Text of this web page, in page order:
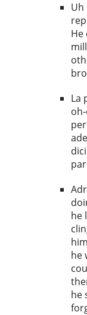
Uh
He
La
he
he
he